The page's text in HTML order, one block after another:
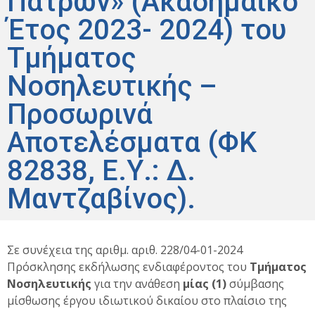
Έτος 2023- 2024) του
Τμήματος
Νοσηλευτικής –
Προσωρινά
Αποτελέσματα (ΦΚ
82838, Ε.Υ.: Δ.
Μαντζαβίνος).
Σε συνέχεια της αριθμ. αριθ. 228/04-01-2024
Πρόσκλησης εκδήλωσης ενδιαφέροντος του Τμήματος
Νοσηλευτικής για την ανάθεση μίας (1)σύμβασης
μίσθωσης έργου ιδιωτικού δικαίου στο πλαίσιο της